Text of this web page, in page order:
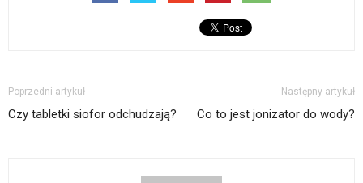
Poprzedni artykuł
Czy tabletki siofor odchudzają?
Następny artykuł
Co to jest jonizator do wody?